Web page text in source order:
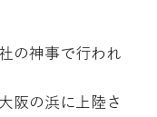
の神事で行われ
阪の浜に上陸さ